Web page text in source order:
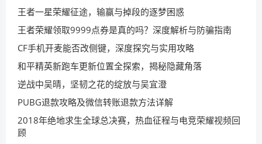
王者一星荣耀征途，输赢与掉段的逐梦困惑
王者荣耀领取9999点券是真的吗？深度解析与防骗指南
CF手机开麦能否改侧键，深度探究与实用攻略
和平精英新跑车更新位置全探索，揭秘隐藏角落
逆战中吴晴，坚韧之花的绽放与吴宜澄
PUBG退款攻略及微信转账退款方法详解
2018年绝地求生全球总决赛，热血征程与电竞荣耀视频回
顾